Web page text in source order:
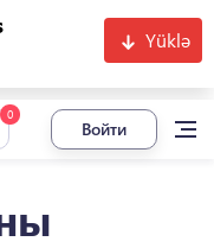
Yüklə
Войти